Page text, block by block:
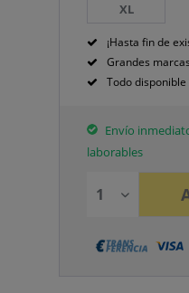
XL
¡Hasta fin de
Grandes
Todo
Envío
laborables